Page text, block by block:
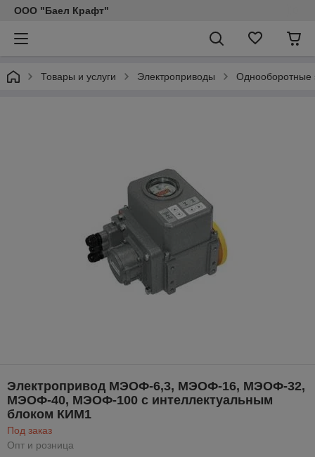
ООО "Баел Крафт"
Товары и услуги Электроприводы Однооборотные
Электропривод МЭОФ-6,3, МЭОФ-16, МЭОФ-32,
МЭОФ-40, МЭОФ-100 с интеллектуальным
блоком КИМ1
Под заказ
Опт и розница